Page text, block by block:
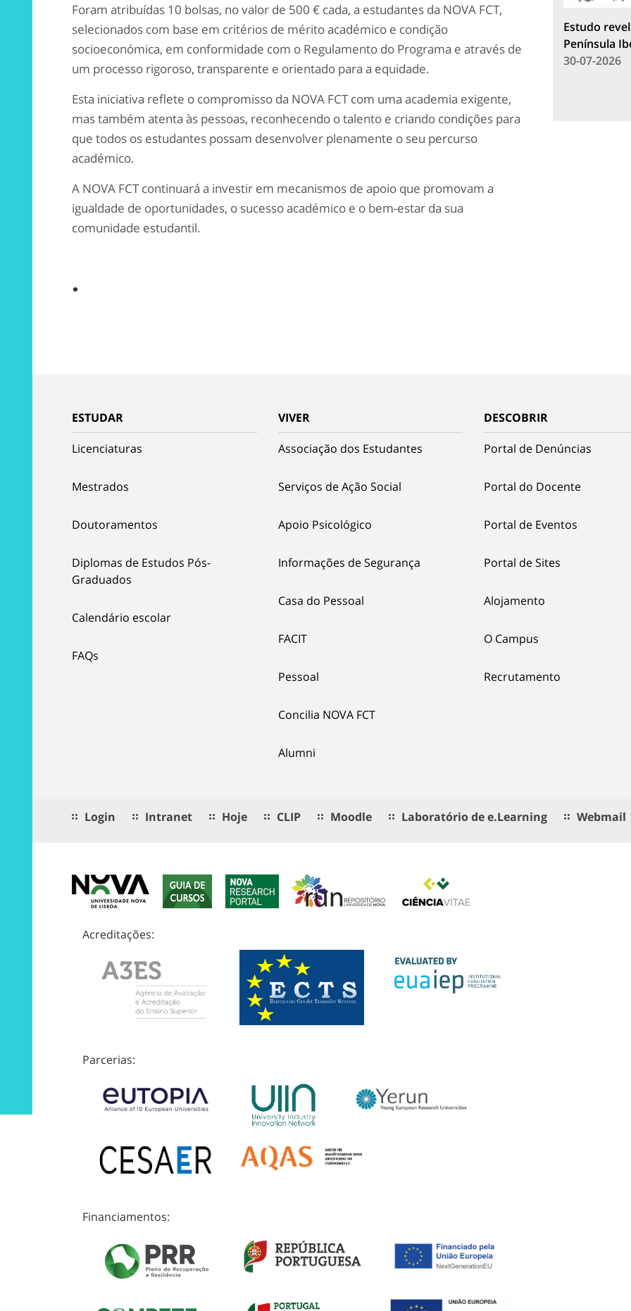
Foram atribuídas 10 bolsas, no valor de 500 € cada, a estudantes da NOVA FCT,
selecionados com base em critérios de mérito académico e condição
socioeconómica, em conformidade com o Regulamento do Programa e através de
um processo rigoroso, transparente e orientado para a equidade.
Esta iniciativa reflete o compromisso da NOVA FCT com uma academia exigente,
mas também atenta às pessoas, reconhecendo o talento e criando condições para
que todos os estudantes possam desenvolver plenamente o seu percurso
académico.
A NOVA FCT continuará a investir em mecanismos de apoio que promovam a
igualdade de oportunidades, o sucesso académico e o bem-estar da sua
comunidade estudantil.
Estudo
Península
30-07-2026
ESTUDAR
Licenciaturas
Mestrados
Doutoramentos
Diplomas de Estudos Pós-
Graduados
Calendário escolar
FAQs
VIVER
Associação dos Estudantes
Serviços de Ação Social
Apoio Psicológico
Informações de Segurança
Casa do Pessoal
FACIT
Pessoal
Concilia NOVA FCT
Alumni
DESCOBRIR
Portal de Denúncias
Portal do Docente
Portal de Eventos
Portal de Sites
Alojamento
O Campus
Recrutamento
Login Intranet Hoje CLIP Moodle Laboratório de e.Learning Webmail
Acreditações:
Parcerias:
Financiamentos: